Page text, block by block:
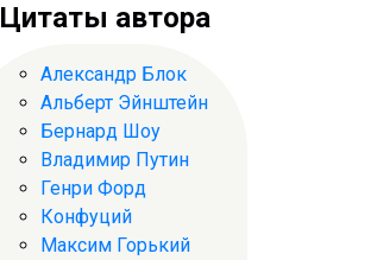
Цитаты автора
Александр Блок
Альберт Эйнштейн
Бернард Шоу
Владимир Путин
Генри Форд
Конфуций
Максим Горький